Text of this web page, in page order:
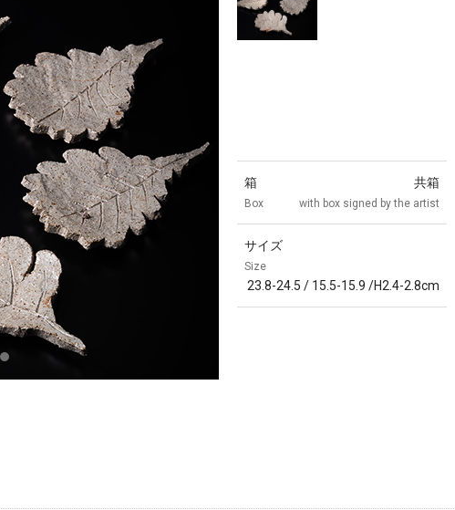
箱
Box
共箱
with box signed by the artist
サイズ
Size
23.8-24.5 / 15.5-15.9 /H2.4-2.8cm